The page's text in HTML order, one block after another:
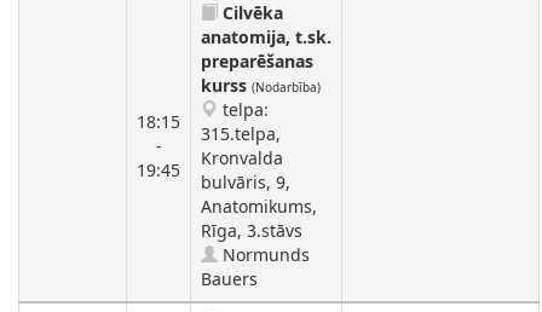
18:15
-
19:45
Cilvēka
anatomija, t.sk.
preparēšanas
kurss (Nodarbība)
telpa:
315.telpa,
Kronvalda
bulvāris, 9,
Anatomikums,
Rīga, 3.stāvs
Normunds
Bauers